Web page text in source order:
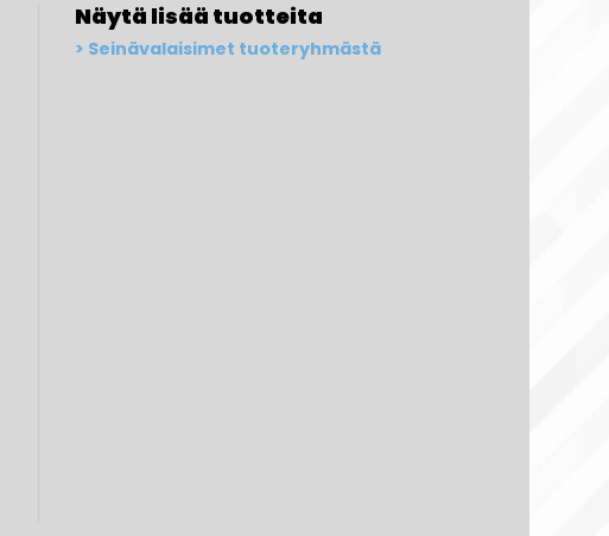
Näytä lisää tuotteita
Seinävalaisimet tuoteryhmästä